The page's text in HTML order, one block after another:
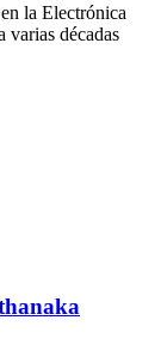
la Electrónica
varias décadas